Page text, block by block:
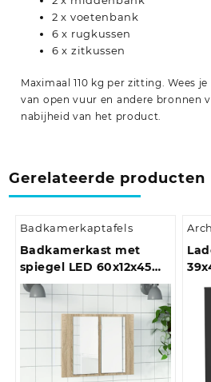
2 x voetenbank
6 x rugkussen
6 x zitkussen
Maximaal 110 kg per zitting. Wees
van open vuur en andere bronnen
nabijheid van het product.
Gerelateerde producten
Badkamerkaptafels
Badkamerkast met
spiegel LED 60x12x45
acryl sonoma
eikenkleurig